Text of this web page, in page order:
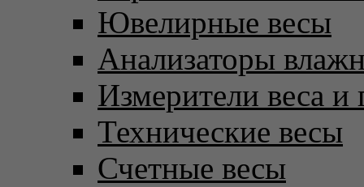
Ювелирные весы
Анализаторы
Измерители веса и
Технические весы
Счетные весы